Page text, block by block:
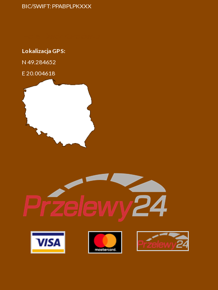
BIC/SWIFT: PPABPLPKXXX
Lokalizacja GPS:
N 49.284652
E 20.004618